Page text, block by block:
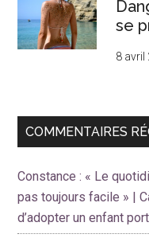
se
8 avril
COMMENTAIRES
Constance : « Le
pas toujours facile » |
d’adopter un enfant